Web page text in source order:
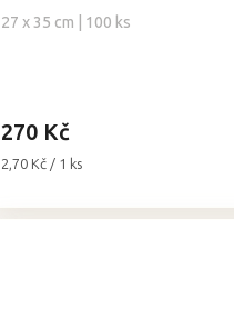
27 x 35 cm | 100 ks
je
270 Kč
Měrná
2,70 Kč / 1 ks